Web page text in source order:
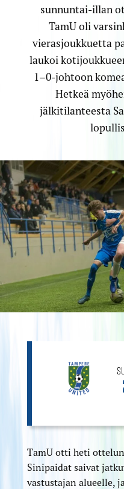
sunnuntai-illan
TamU oli
vierasjoukkuetta
laukoi
1–0-johtoon
Hetkeä
jälkitilanteesta
TamU otti heti ottelun
Sinipaidat saivat
vastustajan alueelle,